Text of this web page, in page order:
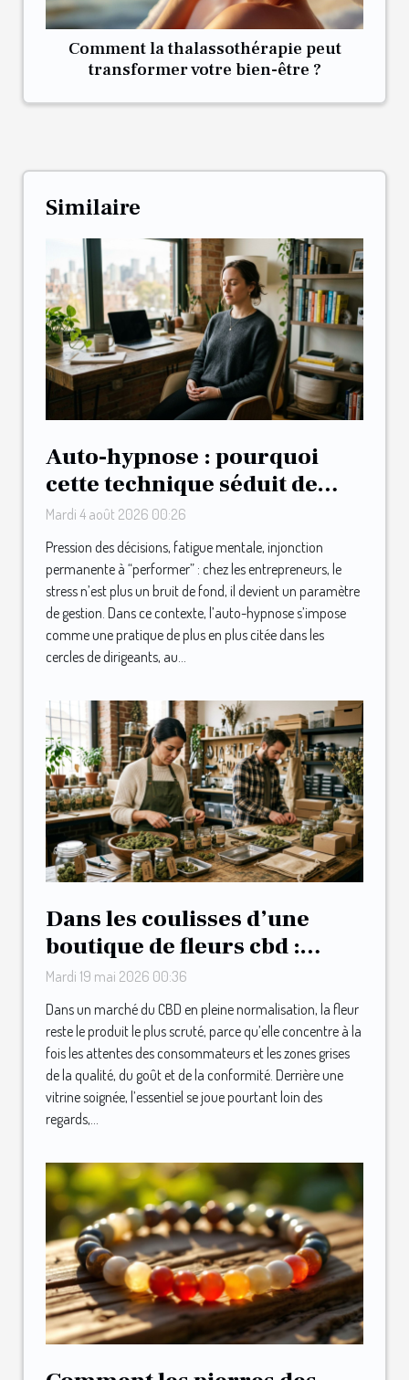
Comment la thalassothérapie peut
transformer votre bien-être ?
Similaire
Auto-hypnose : pourquoi
cette technique séduit de
plus en plus
d’entrepreneurs
Mardi 4 août 2026 00:26
Pression des décisions, fatigue mentale, injonction
permanente à “performer” : chez les entrepreneurs, le
stress n’est plus un bruit de fond, il devient un paramètre
de gestion. Dans ce contexte, l’auto-hypnose s’impose
comme une pratique de plus en plus citée dans les
cercles de dirigeants, au...
Dans les coulisses d’une
boutique de fleurs cbd :
sélection, secrets et rigueur
Mardi 19 mai 2026 00:36
Dans un marché du CBD en pleine normalisation, la fleur
reste le produit le plus scruté, parce qu’elle concentre à la
fois les attentes des consommateurs et les zones grises
de la qualité, du goût et de la conformité. Derrière une
vitrine soignée, l’essentiel se joue pourtant loin des
regards,...